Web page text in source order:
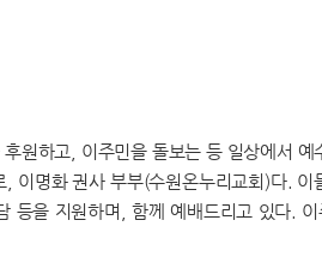
원하고, 이주민을 돌보는 등 일상에서 예
이명화 권사 부부(수원온누리교회)다. 이
등을 지원하며, 함께 예배드리고 있다. 이